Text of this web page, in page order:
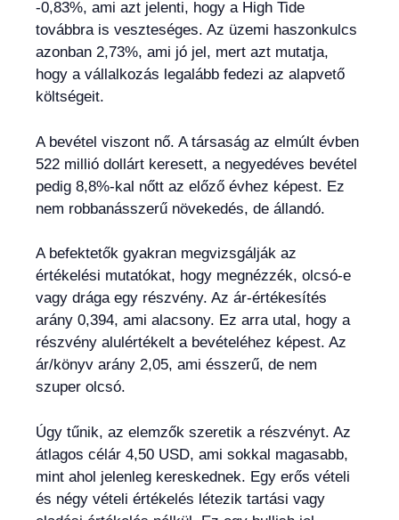
-0,83%, ami azt jelenti, hogy a High Tide
továbbra is veszteséges. Az üzemi haszonkulcs
azonban 2,73%, ami jó jel, mert azt mutatja,
hogy a vállalkozás legalább fedezi az alapvető
költségeit.
A bevétel viszont nő. A társaság az elmúlt évben
522 millió dollárt keresett, a negyedéves bevétel
pedig 8,8%-kal nőtt az előző évhez képest. Ez
nem robbanásszerű növekedés, de állandó.
A befektetők gyakran megvizsgálják az
értékelési mutatókat, hogy megnézzék, olcsó-e
vagy drága egy részvény. Az ár-értékesítés
arány 0,394, ami alacsony. Ez arra utal, hogy a
részvény alulértékelt a bevételéhez képest. Az
ár/könyv arány 2,05, ami ésszerű, de nem
szuper olcsó.
Úgy tűnik, az elemzők szeretik a részvényt. Az
átlagos célár 4,50 USD, ami sokkal magasabb,
mint ahol jelenleg kereskednek. Egy erős vételi
és négy vételi értékelés létezik tartási vagy